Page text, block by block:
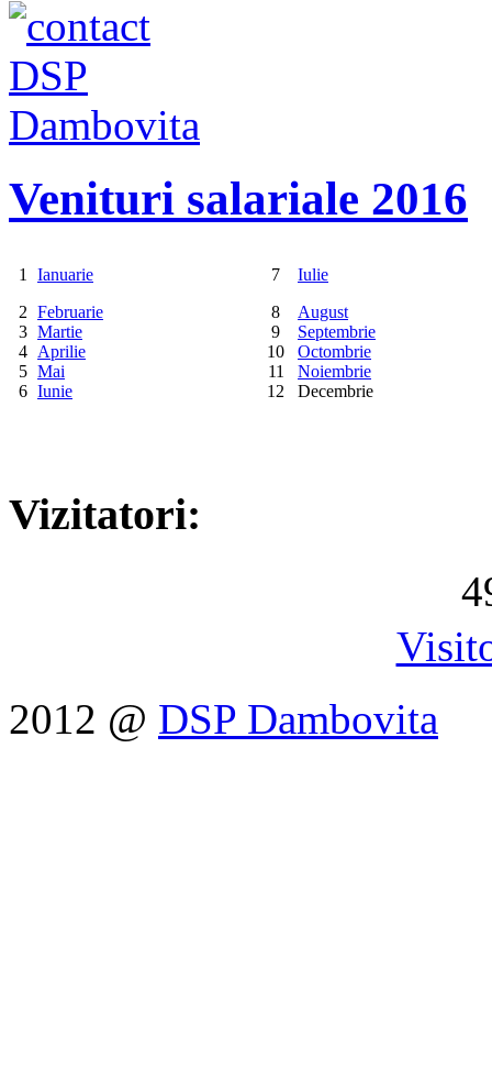
Venituri salariale 2016
1 Ianuarie 7
Iulie
2 Februarie 8
August
3 Martie 9
Septembrie
4 Aprilie 10
Octombrie
5 Mai 11
Noiembrie
6 Iunie 12 Decembrie
Vizitatori:
4
2012 @ DSP Dambovita